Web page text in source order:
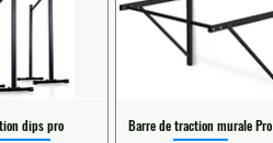
dips pro Barre de traction murale Pro